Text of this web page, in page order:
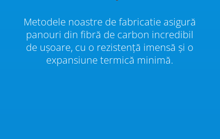
Metodele noastre de fabricatie asigură
panouri din fibră de carbon incredibil
de ușoare, cu o rezistență imensă și o
expansiune termică minimă.